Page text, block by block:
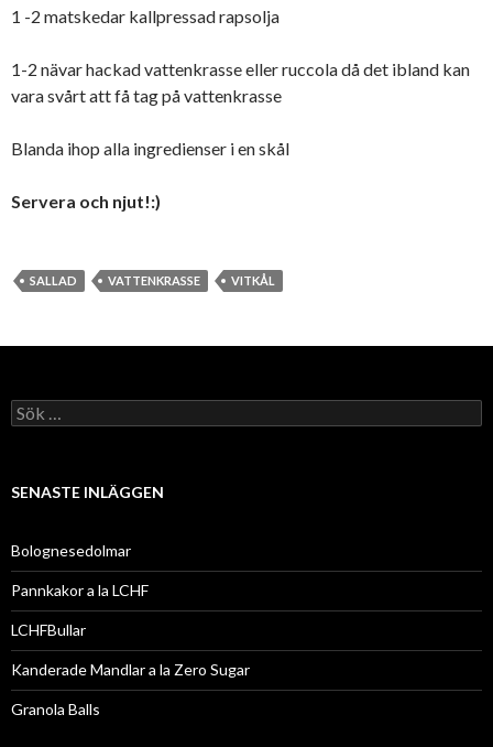
1 -2 matskedar kallpressad rapsolja
1-2 nävar hackad vattenkrasse eller ruccola då det ibland kan
vara svårt att få tag på vattenkrasse
Blanda ihop alla ingredienser i en skål
Servera och njut!:)
SALLAD VATTENKRASSE VITKÅL
S
ö
f
r
:
SENASTE INLÄGGEN
Bolognesedolmar
Pannkakor a la LCHF
LCHFBullar
Kanderade Mandlar a la Zero Sugar
Granola Balls